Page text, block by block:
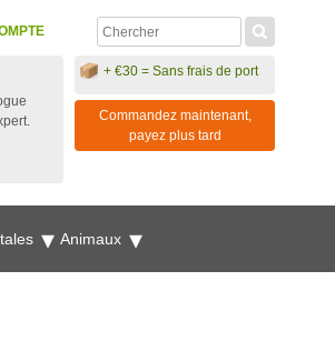
+ €30 = Sans frais de port
Commandez maintenant,
payez plus tard
Animaux